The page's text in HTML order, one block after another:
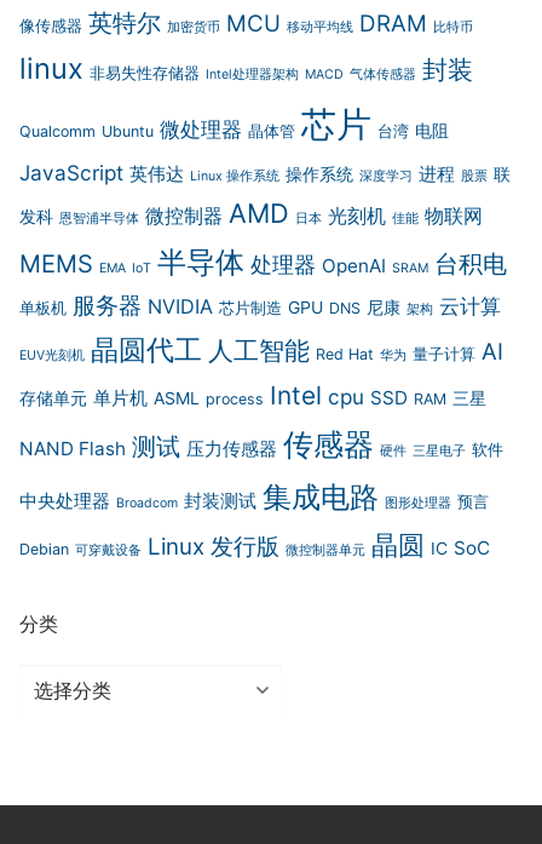
像传感器 英特尔 加密货币 MCU 移动平均线 DRAM 比特币
linux 非易失性存储器 Intel处理器架构 MACD 气体传感器 封装
Qualcomm Ubuntu 微处理器 晶体管 芯片 台湾 电阻
JavaScript 英伟达 Linux 操作系统 操作系统 深度学习 进程 股票 联
发科 恩智浦半导体 微控制器 AMD 日本 光刻机 佳能 物联网
MEMS EMA IoT 半导体 处理器 OpenAI SRAM 台积电
单板机 服务器 NVIDIA 芯片制造 GPU DNS 尼康 架构 云计算
EUV光刻机 晶圆代工 人工智能 Red Hat 华为 量子计算 AI
存储单元 单片机 ASML process Intel cpu SSD RAM 三星
NAND Flash 测试 压力传感器 传感器 硬件 三星电子 软件
中央处理器 Broadcom 封装测试 集成电路 图形处理器 预言
Debian 可穿戴设备 Linux 发行版 微控制器单元 晶圆 IC SoC
分类
分